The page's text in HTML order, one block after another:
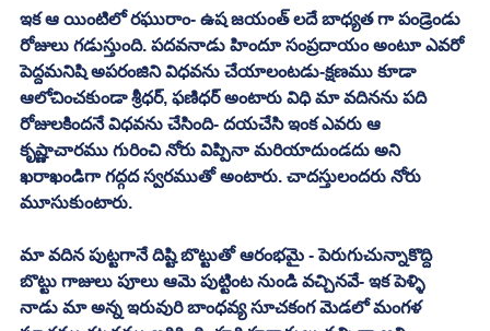
ఇక ఆ యింటిలో రఘురాం- ఉష జయంత్ లదే బాధ్యత గా పండ్రెండు
రోజులు గడుస్తుంది. పదవనాడు హిందూ సంప్రదాయం అంటూ ఎవరో
పెద్దమనిషి అపరంజిని విధవను చేయాలంటడు-క్షణము కూడా
ఆలోచించకుండా శ్రీధర్, ఫణిధర్ అంటారు విధి మా వదినను పది
రోజులకిందనే విధవను చేసింది- దయచేసి ఇంక ఎవరు ఆ
కృష్ణాచారము గురించి నోరు విప్పినా మరియాదుండదు అని
ఖరాఖండిగా గద్గద స్వరముతో అంటారు. చాదస్తులందరు నోరు
మూసుకుంటారు.
మా వదిన పుట్టగానే దిష్టి బొట్టుతో ఆరంభమై - పెరుగుచున్నాకొద్ది
బొట్టు గాజులు పూలు ఆమె పుట్టింట నుండి వచ్చినవే- ఇక పెళ్ళి
నాడు మా అన్న ఇరువురి బాంధవ్య సూచకంగ మెడలో మంగళ